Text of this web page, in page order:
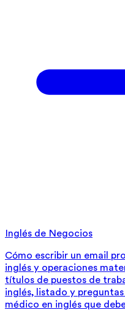
Inglés de Negocios
Cómo escribir un email
inglés y operaciones
títulos de puestos de
inglés, listado y
médico en inglés que